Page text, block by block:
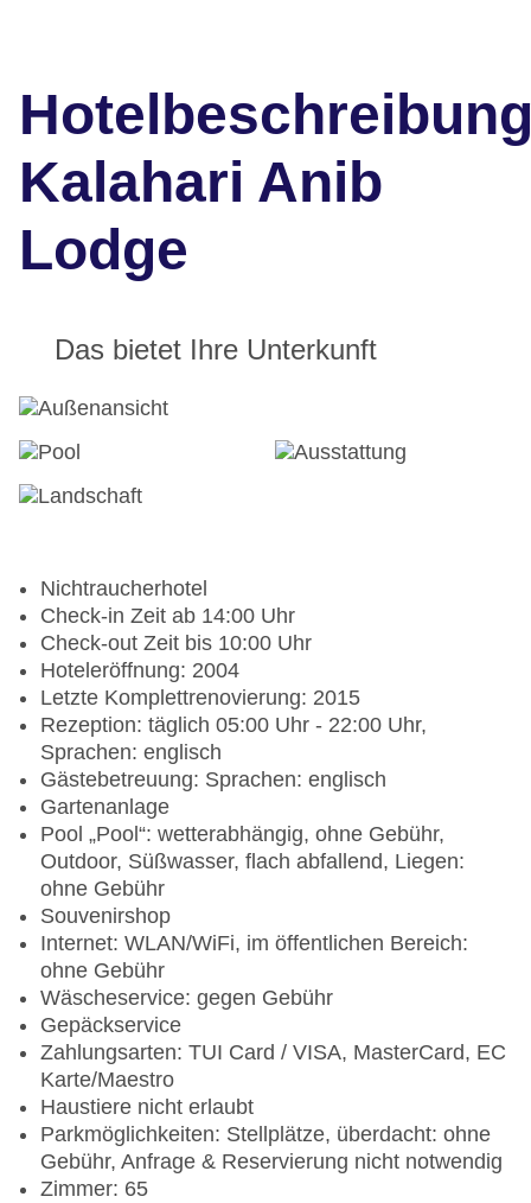
Kalahari Anib
Lodge
Das bietet Ihre Unterkunft
Nichtraucherhotel
Check-in Zeit ab 14:00 Uhr
Check-out Zeit bis 10:00 Uhr
Hoteleröffnung: 2004
Letzte Komplettrenovierung: 2015
Rezeption: täglich 05:00 Uhr - 22:00 Uhr,
Sprachen: englisch
Gästebetreuung: Sprachen: englisch
Gartenanlage
Pool „Pool“: wetterabhängig, ohne Gebühr,
Outdoor, Süßwasser, flach abfallend, Liegen:
ohne Gebühr
Souvenirshop
Internet: WLAN/WiFi, im öffentlichen Bereich:
ohne Gebühr
Wäscheservice: gegen Gebühr
Gepäckservice
Zahlungsarten: TUI Card / VISA, MasterCard, EC
Karte/Maestro
Haustiere nicht erlaubt
Parkmöglichkeiten: Stellplätze, überdacht: ohne
Gebühr, Anfrage & Reservierung nicht notwendig
Zimmer: 65